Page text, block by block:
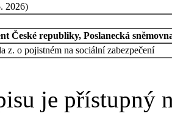
2026)
České republiky, Poslanecká
z. o pojistném na sociální zabezpečení
je přístupný